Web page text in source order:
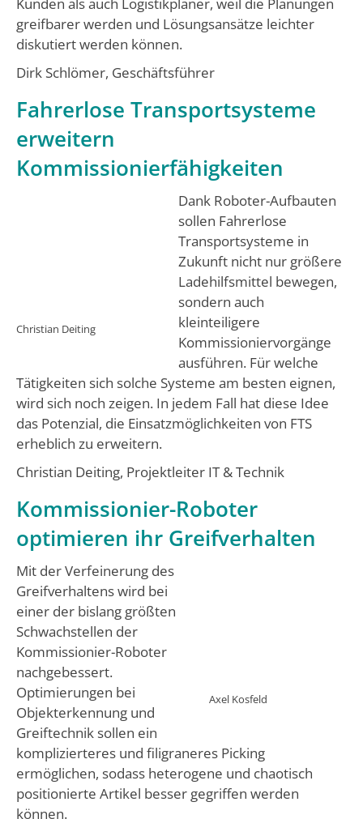
greifbarer werden und Lösungsansätze leichter
diskutiert werden können.
Dirk Schlömer, Geschäftsführer
Fahrerlose Transportsysteme
erweitern
Kommissionierfähigkeiten
Christian Deiting
Dank Roboter-Aufbauten
sollen Fahrerlose
Transportsysteme in
Zukunft nicht nur größere
Ladehilfsmittel bewegen,
sondern auch
kleinteiligere
Kommissioniervorgänge
ausführen. Für welche
Tätigkeiten sich solche Systeme am besten eignen,
wird sich noch zeigen. In jedem Fall hat diese Idee
das Potenzial, die Einsatzmöglichkeiten von FTS
erheblich zu erweitern.
Christian Deiting, Projektleiter IT & Technik
Kommissionier-Roboter
optimieren ihr Greifverhalten
Axel Kosfeld
Mit der Verfeinerung des
Greifverhaltens wird bei
einer der bislang größten
Schwachstellen der
Kommissionier-Roboter
nachgebessert.
Optimierungen bei
Objekterkennung und
Greiftechnik sollen ein
komplizierteres und filigraneres Picking
ermöglichen, sodass heterogene und chaotisch
positionierte Artikel besser gegriffen werden
können.